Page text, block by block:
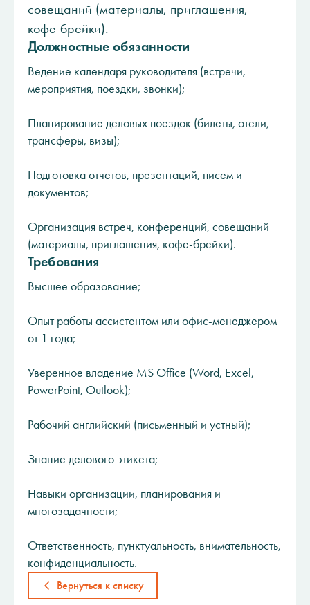
совещаний (материалы, приглашения,
кофе-брейки).
Должностные обязанности
Ведение календаря руководителя (встречи,
мероприятия, поездки, звонки);
Планирование деловых поездок (билеты, отели,
трансферы, визы);
Подготовка отчетов, презентаций, писем и
документов;
Организация встреч, конференций, совещаний
(материалы, приглашения, кофе-брейки).
Требования
Высшее образование;
Опыт работы ассистентом или офис-менеджером
от 1 года;
Уверенное владение MS Office (Word, Excel,
PowerPoint, Outlook);
Рабочий английский (письменный и устный);
Знание делового этикета;
Навыки организации, планирования и
многозадачности;
Ответственность, пунктуальность, внимательность,
конфиденциальность.
Вернуться к списку